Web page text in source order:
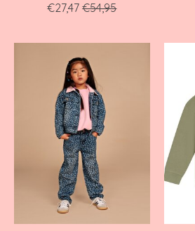
€27,47 €54,95